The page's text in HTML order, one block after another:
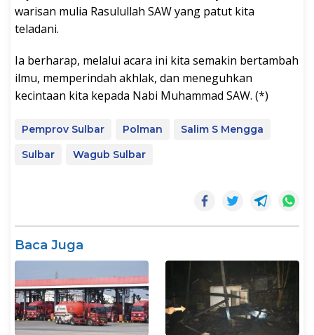
warisan mulia Rasulullah SAW yang patut kita
teladani.
Ia berharap, melalui acara ini kita semakin bertambah
ilmu, memperindah akhlak, dan meneguhkan
kecintaan kita kepada Nabi Muhammad SAW. (*)
Pemprov Sulbar Polman
Salim S Mengga
Sulbar
Wagub Sulbar
Baca Juga